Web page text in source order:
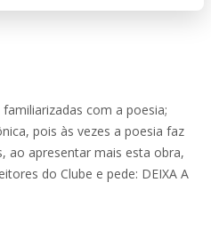
com a poesia;
pois às vezes a poesia faz
ao apresentar mais esta obra,
do Clube e pede: DEIXA A